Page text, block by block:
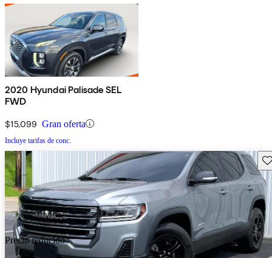
2020 Hyundai Palisade SEL
FWD
$15,099 Gran oferta
Incluye tarifas de conc.
Precio reducido